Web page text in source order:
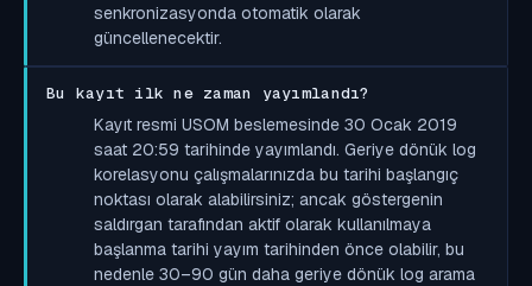
senkronizasyonda otomatik olarak
güncellenecektir.
Bu kayıt ilk ne zaman yayımlandı?
Kayıt resmi USOM beslemesinde 30 Ocak 2019
saat 20:59 tarihinde yayımlandı. Geriye dönük log
korelasyonu çalışmalarınızda bu tarihi başlangıç
noktası olarak alabilirsiniz; ancak göstergenin
saldırgan tarafından aktif olarak kullanılmaya
başlanma tarihi yayım tarihinden önce olabilir, bu
nedenle 30–90 gün daha geriye dönük log arama